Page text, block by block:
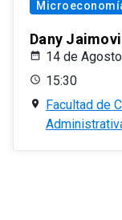
Dany
14 de
15:30
Facultad de